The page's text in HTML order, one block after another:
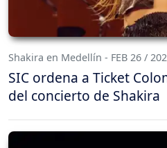
Shakira en Medellín - FEB 26 /
SIC ordena a Ticket
del concierto de Shakira